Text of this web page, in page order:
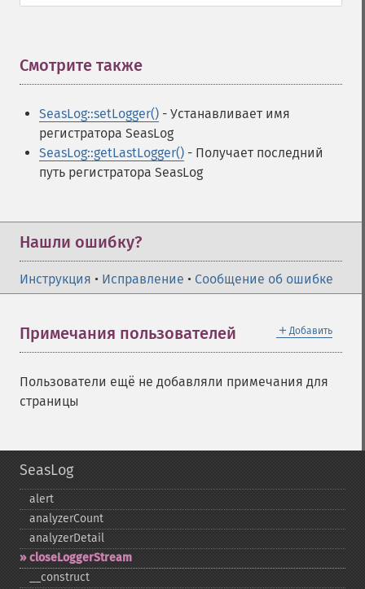
Смотрите также
SeasLog::setLogger() - Устанавливает имя
регистратора SeasLog
SeasLog::getLastLogger() - Получает последний
путь регистратора SeasLog
Нашли ошибку?
Инструкция • Исправление • Сообщение об ошибке
＋ Добавить
Примечания пользователей
Пользователи ещё не добавляли примечания для
страницы
SeasLog
alert
analyzerCount
analyzerDetail
closeLoggerStream
_​_​construct